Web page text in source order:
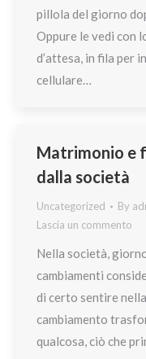
pillola del giorno
Oppure le vedi con
d’attesa, in fila per
cellulare…
Matrimonio e
dalla società
Uncategorized By
Lascia un commento
Nella società,
cambiamenti
di certo sentire
cambiamento
qualcosa, ciò che